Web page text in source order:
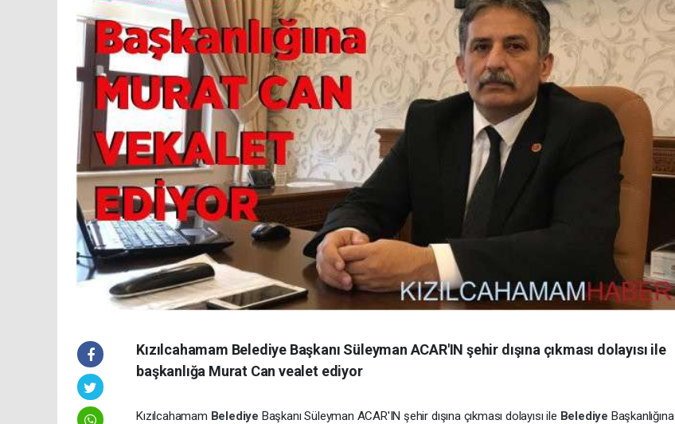
Kızılcahamam Belediye Başkanı Süleyman ACAR'IN şehir dışına çıkması dolayısı ile
başkanlığa Murat Can vealet ediyor
Kızılcahamam Belediye Başkanı Süleyman ACAR'IN şehir dışına çıkması dolayısı ile Belediye Başkanlığına